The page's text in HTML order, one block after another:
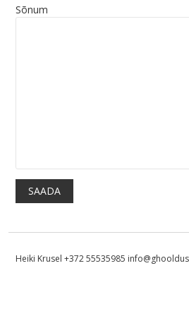
Sõnum
Heiki Krusel +372 55535985